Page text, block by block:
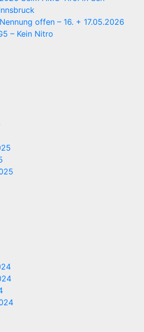
offen – 16. + 17.05.2026
– Kein Nitro